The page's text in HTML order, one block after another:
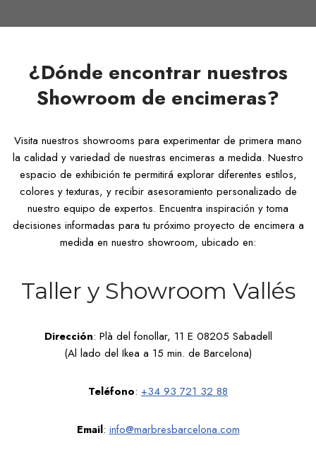
¿Dónde encontrar nuestros
Showroom de encimeras?
Visita nuestros showrooms para experimentar de primera mano
la calidad y variedad de nuestras encimeras a medida. Nuestro
espacio de exhibición te permitirá explorar diferentes estilos,
colores y texturas, y recibir asesoramiento personalizado de
nuestro equipo de expertos. Encuentra inspiración y toma
decisiones informadas para tu próximo proyecto de encimera a
medida en nuestro showroom, ubicado en:
Taller y Showroom Vallés
Dirección: Plà del fonollar, 11 E 08205 Sabadell
(Al lado del Ikea a 15 min. de Barcelona)
Teléfono: +34 93 721 32 88
Email: info@marbresbarcelona.com